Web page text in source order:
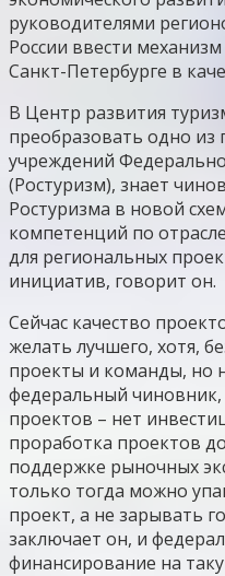
руководителями
России ввести
Санкт-Петербурге в
В Центр развития
преобразовать одно
учреждений
(Ростуризм), знает
Ростуризма в новой
компетенций по
для региональных
инициатив, говорит он.
Сейчас качество
желать лучшего, хотя,
проекты и команды, но
федеральный чиновник,
проектов – нет
проработка проектов
поддержке рыночных
только тогда можно
проект, а не зарывать
заключает он, и
финансирование на